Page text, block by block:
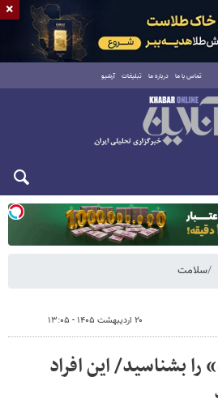
تماس با ما درباره ما تبلیغات آرشیو
سلامت
۲۰ اردیبهشت ۱۴۰۵ - ۱۳:۰۵
را بشناسید/ این افراد
×